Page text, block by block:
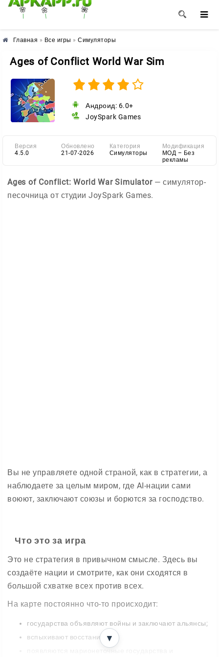
🌸 🌼 🌺
Главная » Все игры » Симуляторы
Ages of Conflict World War Sim
Андроид: 6.0+
JoySpark Games
Версия
4.5.0
Обновлено
21-07-2026
Категория
Симуляторы
Модификация
МОД – Без
рекламы
Ages of Conflict: World War Simulator— симулятор-
песочница от студии JoySpark Games.
Вы не управляете одной страной, как в стратегии, а
наблюдаете за целым миром, где AI-нации сами
воюют, заключают союзы и борются за господство.
Что это за игра
Это не стратегия в привычном смысле. Здесь вы
создаёте нации и смотрите, как они сходятся в
большой схватке всех против всех.
На карте постоянно что-то происходит:
государства объявляют войны и заключают альянсы;
вспыхивают восстания;
появляются марионеточные государства и
▼